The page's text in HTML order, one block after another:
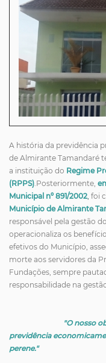
A história da previdência
de Almirante Tamandaré
a instituição do Regime
(RPPS).Posteriormente,
Municipal nº 891/2002, foi
Município de Almirante
responsável pela gestão
operacionaliza os
efetivos do Município,
morte aos servidores da
Fundações, sempre
responsabilidade na
"O nosso
previdência
perene."